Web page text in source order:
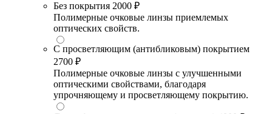
Без покрытия 2000 ₽
Полимерные очковые линзы приемлемых
оптических свойств.
С просветляющим (антибликовым) покрытием
2700 ₽
Полимерные очковые линзы с улучшенными
оптическими свойствами, благодаря
упрочняющему и просветляющему покрытию.